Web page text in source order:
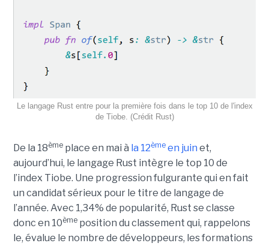
Le langage Rust entre pour la première fois dans le top 10 de l'index
de Tiobe. (Crédit Rust)
De la 18èmeplace en mai à la 12èmeen juin et,
aujourd’hui, le langage Rust intègre le top 10 de
l’index Tiobe. Une progression fulgurante qui en fait
un candidat sérieux pour le titre de langage de
l’année. Avec 1,34% de popularité, Rust se classe
donc en 10èmeposition du classement qui, rappelons
le, évalue le nombre de développeurs, les formations